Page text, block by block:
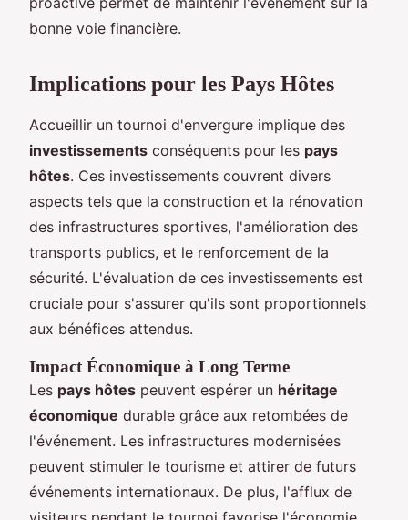
bonne voie financière.
Implications pour les Pays Hôtes
Accueillir un tournoi d'envergure implique des
investissements conséquents pour les pays
hôtes. Ces investissements couvrent divers
aspects tels que la construction et la rénovation
des infrastructures sportives, l'amélioration des
transports publics, et le renforcement de la
sécurité. L'évaluation de ces investissements est
cruciale pour s'assurer qu'ils sont proportionnels
aux bénéfices attendus.
Impact Économique à Long Terme
Les pays hôtes peuvent espérer un héritage
économique durable grâce aux retombées de
l'événement. Les infrastructures modernisées
peuvent stimuler le tourisme et attirer de futurs
événements internationaux. De plus, l'afflux de